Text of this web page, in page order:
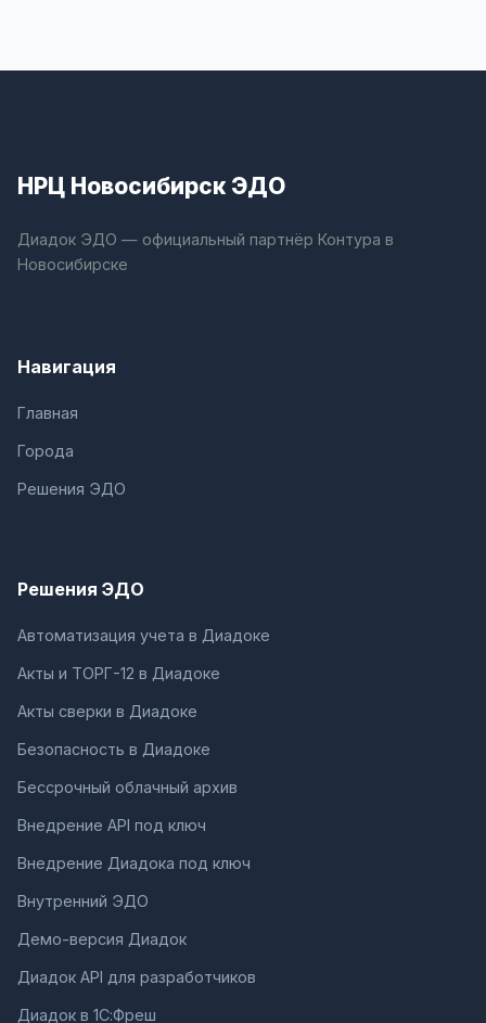
НРЦ Новосибирск ЭДО
Диадок ЭДО — официальный партнёр Контура в
Новосибирске
Навигация
Главная
Города
Решения ЭДО
Решения ЭДО
Автоматизация учета в Диадоке
Акты и ТОРГ-12 в Диадоке
Акты сверки в Диадоке
Безопасность в Диадоке
Бессрочный облачный архив
Внедрение API под ключ
Внедрение Диадока под ключ
Внутренний ЭДО
Демо-версия Диадок
Диадок API для разработчиков
Диадок в 1С:Фреш